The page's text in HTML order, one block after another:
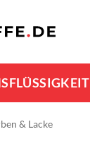
& Lacke